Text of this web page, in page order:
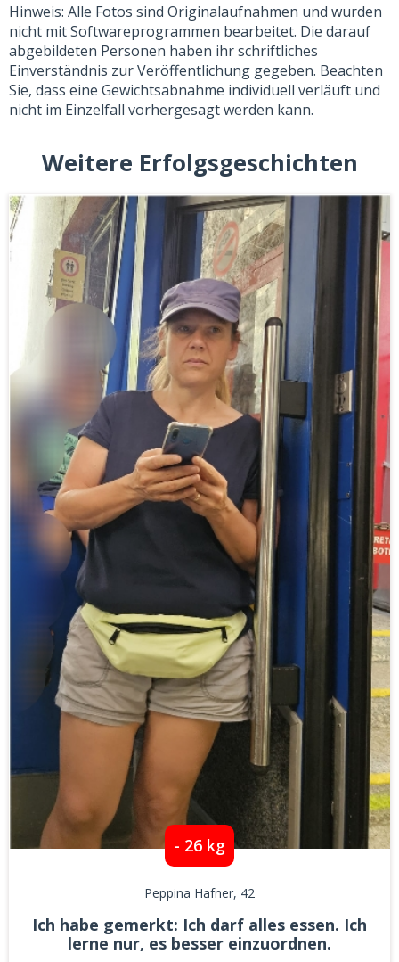
Hinweis: Alle Fotos sind Originalaufnahmen und wurden
nicht mit Softwareprogrammen bearbeitet. Die darauf
abgebildeten Personen haben ihr schriftliches
Einverständnis zur Veröffentlichung gegeben. Beachten
Sie, dass eine Gewichtsabnahme individuell verläuft und
nicht im Einzelfall vorhergesagt werden kann.
Weitere Erfolgsgeschichten
- 26 kg
Peppina Hafner, 42
Ich habe gemerkt: Ich darf alles essen. Ich
lerne nur, es besser einzuordnen.